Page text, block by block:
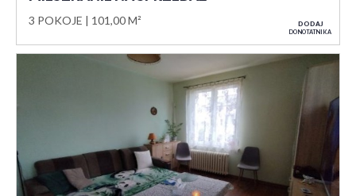
3 POKOJE 101,00 M² DODAJ
DO NOTATNIKA